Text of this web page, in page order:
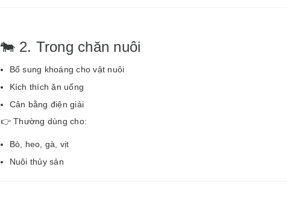
🐄 2. Trong chăn nuôi
Bổ sung khoáng cho vật nuôi
Kích thích ăn uống
Cân bằng điện giải
👉 Thường dùng cho:
Bò, heo, gà, vịt
Nuôi thủy sản